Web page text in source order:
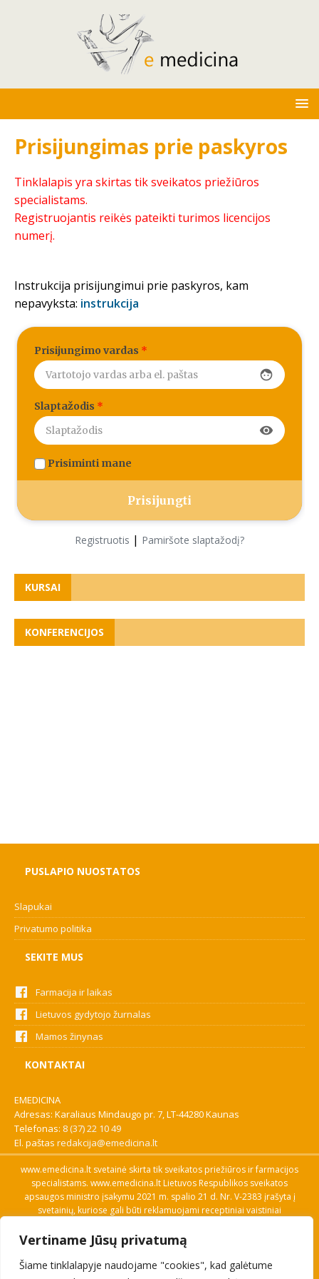
Vertiname Jūsų privatumą
Šiame tinklalapyje naudojame "cookies", kad galėtume
Prisijungimas prie paskyros
Tinklalapis yra skirtas tik sveikatos priežiūros
specialistams.
Registruojantis reikės pateikti turimos licencijos
numerį.
Instrukcija prisijungimui prie paskyros, kam
nepavyksta: instrukcija
Prisijungimo vardas *
face
Slaptažodis *
visibility
Prisiminti mane
Registruotis | Pamiršote slaptažodį?
KURSAI
KONFERENCIJOS
PUSLAPIO NUOSTATOS
Slapukai
Privatumo politika
SEKITE MUS
Farmacija ir laikas
Lietuvos gydytojo žurnalas
Mamos žinynas
KONTAKTAI
EMEDICINA
Adresas: Karaliaus Mindaugo pr. 7, LT-44280 Kaunas
Telefonas: 8 (37) 22 10 49
El. paštas redakcija@emedicina.lt
www.emedicina.lt svetainė skirta tik sveikatos priežiūros ir farmacijos
specialistams. www.emedicina.lt Lietuvos Respublikos sveikatos
apsaugos ministro įsakymu 2021 m. spalio 21 d. Nr. V-2383 įrašyta į
svetainių, kuriose gali būti reklamuojami receptiniai vaistiniai
savo profesinę kvalifikaciją. Naudingos nuorodos: Vaistų ir medicinos
pagalbos priemonių kainų paieška, VVKT tinklalapis, Sveikatos
priežiūros ar farmacijos specialisto pranešimo apie įtariamą